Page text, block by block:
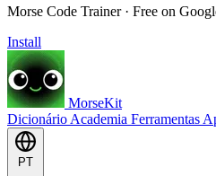
Morse Code Trainer · Free on
Install
MorseKit
Dicionário Academia Ferramentas